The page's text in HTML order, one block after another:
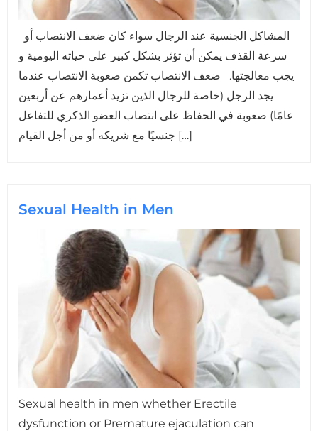
سرعة القذف يمكن أن تؤثر بشكل كبير على حياته اليومية و
يجب معالجتها. ضعف الانتصاب تكمن صعوبة الانتصاب عندما
يجد الرجل (خاصة للرجال الذين تزيد أعمارهم عن أربعين
عامًا) صعوبة في الحفاظ على انتصاب العضو الذكري للتفاعل
جنسيًا مع شريكه أو من أجل القيام […]
Sexual Health in Men
Sexual health in men whether Erectile
dysfunction or Premature ejaculation can